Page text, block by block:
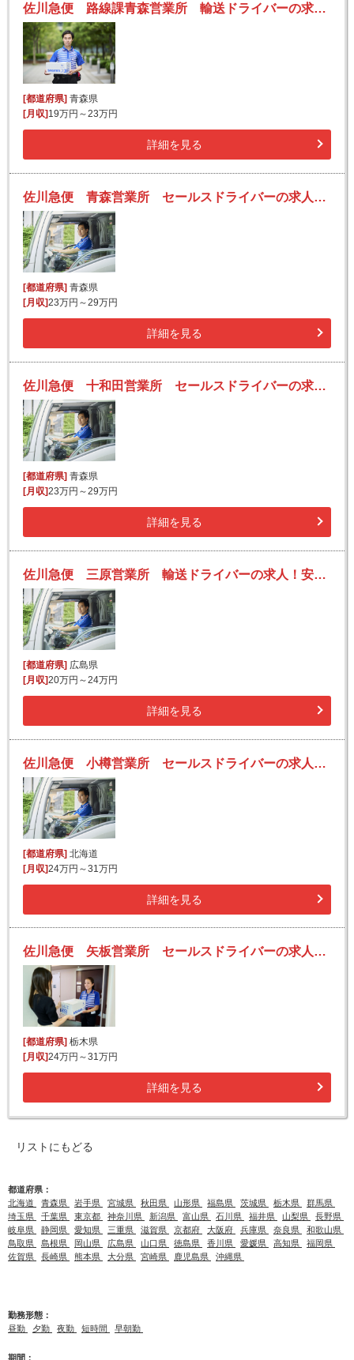
佐川急便 路線課青森営業所 輸送ドライバーの求人！安定収入と働きがい！大手の佐川急便で長期的に活躍できるチャンス♪
[都道府県]青森県
[月収]19万円～23万円
詳細を見る
佐川急便 青森営業所 セールスドライバーの求人！安定収入と働きがい！大手の佐川急便で長期的に活躍できるチャンス♪
[都道府県]青森県
[月収]23万円～29万円
詳細を見る
佐川急便 十和田営業所 セールスドライバーの求人！安定収入と働きがい！大手の佐川急便で長期的に活躍できるチャンス♪
[都道府県]青森県
[月収]23万円～29万円
詳細を見る
佐川急便 三原営業所 輸送ドライバーの求人！安定収入と働きがい！大手の佐川急便で長期的に活躍できるチャンス♪
[都道府県]広島県
[月収]20万円～24万円
詳細を見る
佐川急便 小樽営業所 セールスドライバーの求人！安定収入と働きがい！大手の佐川急便で長期的に活躍できるチャンス♪
[都道府県]北海道
[月収]24万円～31万円
詳細を見る
佐川急便 矢板営業所 セールスドライバーの求人！安定収入と働きがい！大手の佐川急便で長期的に活躍できるチャンス♪
[都道府県] 栃木県
[月収]24万円～31万円
詳細を見る
リストにもどる
都道府県：
北海道
青森県 岩手県 宮城県 秋田県 山形県 福島県 茨城県 栃木県
群馬県
埼玉県
千葉県 東京都 神奈川県 新潟県 富山県 石川県 福井県 山梨県
長野県
岐阜県
静岡県 愛知県 三重県 滋賀県 京都府 大阪府 兵庫県 奈良県
和歌山県
鳥取県
島根県 岡山県 広島県 山口県 徳島県 香川県 愛媛県 高知県
福岡県
佐賀県
長崎県 熊本県 大分県 宮崎県 鹿児島県 沖縄県
勤務形態：
昼勤
夕勤 夜勤 短時間 早朝勤
期間：